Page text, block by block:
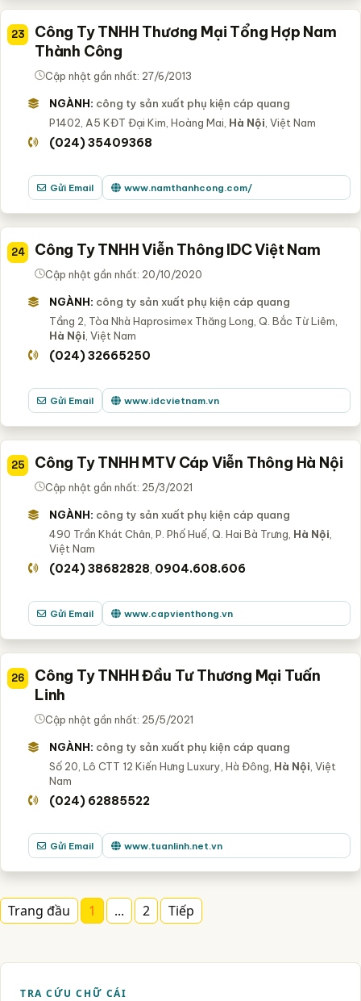
23
Công Ty TNHH Thương Mại Tổng Hợp Nam
Thành Công
Cập nhật gần nhất: 27/6/2013
NGÀNH: công ty sản xuất phụ kiện cáp quang
P1402, A5 KĐT Đại Kim, Hoàng Mai, Hà Nội , Việt Nam
(024) 35409368
Gửi Email www.namthanhcong.com/
24 Công Ty TNHH Viễn Thông IDC Việt Nam
Cập nhật gần nhất: 20/10/2020
NGÀNH: công ty sản xuất phụ kiện cáp quang
Tầng 2, Tòa Nhà Haprosimex Thăng Long, Q. Bắc Từ Liêm,
Hà Nội , Việt Nam
(024) 32665250
Gửi Email www.idcvietnam.vn
25 Công Ty TNHH MTV Cáp Viễn Thông Hà Nội
Cập nhật gần nhất: 25/3/2021
NGÀNH: công ty sản xuất phụ kiện cáp quang
490 Trần Khát Chân, P. Phố Huế, Q. Hai Bà Trưng, Hà Nội
Việt Nam
(024) 38682828 0904.608.606
Gửi Email www.capvienthong.vn
26
Công Ty TNHH Đầu Tư Thương Mại Tuấn
Linh
Cập nhật gần nhất: 25/5/2021
NGÀNH: công ty sản xuất phụ kiện cáp quang
Số 20, Lô CTT 12 Kiến Hưng Luxury, Hà Đông, Hà Nội , Việt
Nam
(024) 62885522
Gửi Email www.tuanlinh.net.vn
Trang đầu 1 ... 2 Tiếp
TRA CỨU CHỮ CÁI